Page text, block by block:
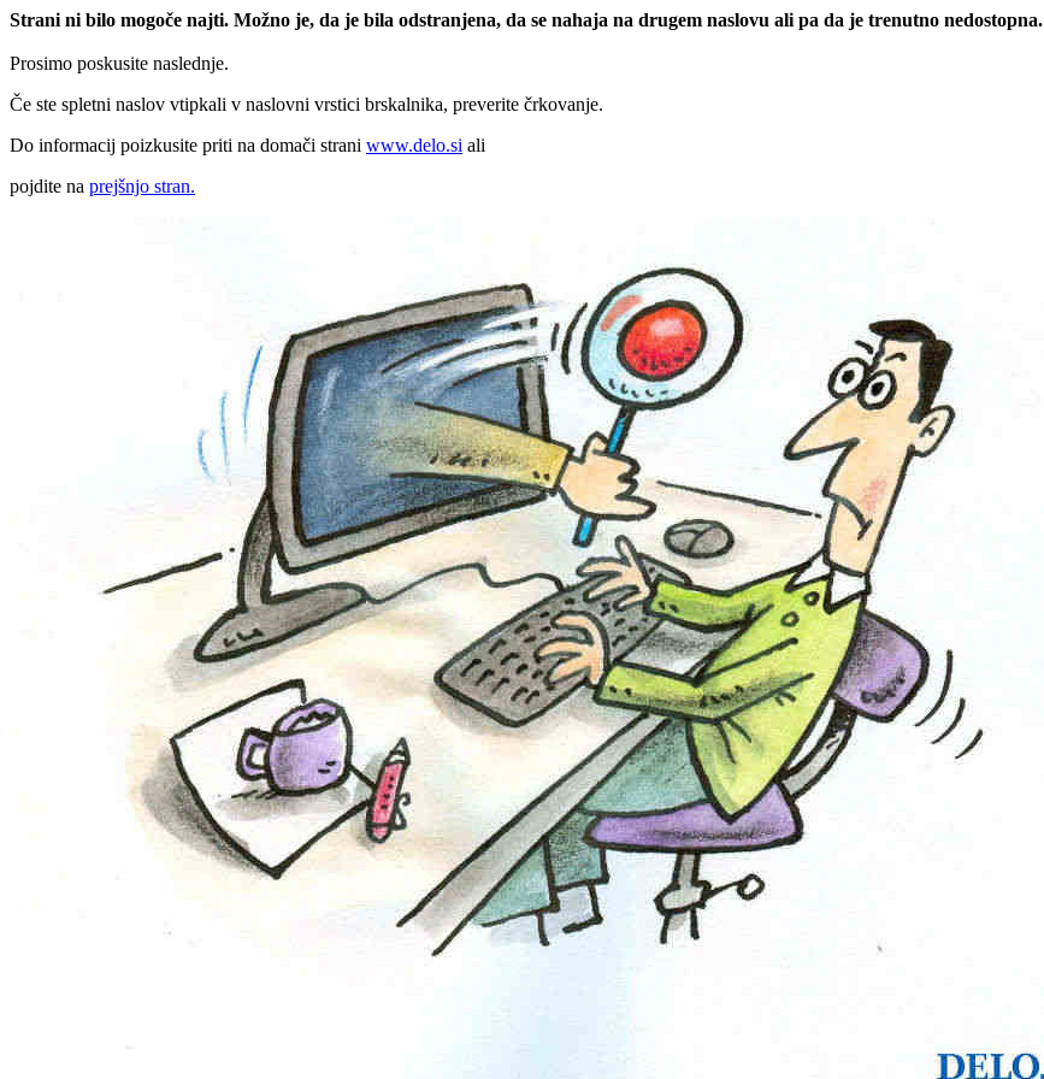
Strani ni bilo mogoče najti. Možno je, da je bila odstranjena, da se nahaja na drugem naslovu ali pa da je trenutno nedostopna.
Prosimo poskusite naslednje.
Če ste spletni naslov vtipkali v naslovni vrstici brskalnika, preverite črkovanje.
Do informacij poizkusite priti na domači strani www.delo.si ali
pojdite na prejšnjo stran.